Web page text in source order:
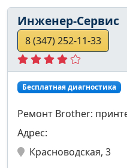
Инженер-Сервис
8 (347) 252-11-33
Бесплатная диагностика
Ремонт Brother:
Адрес:
Красноводская, 3